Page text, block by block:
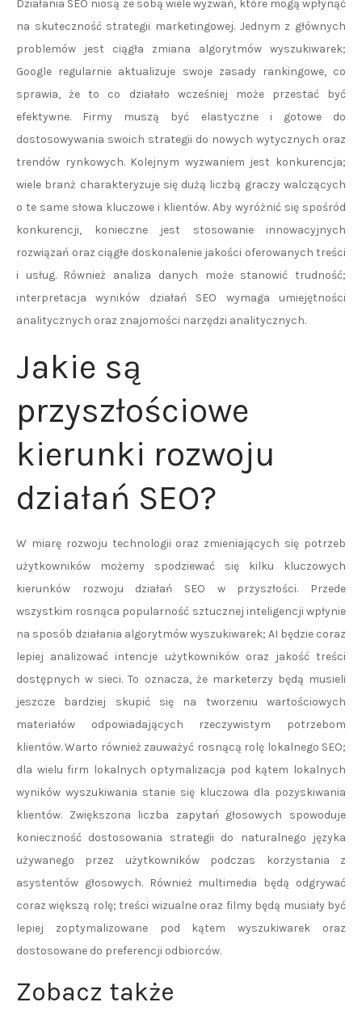
Działania SEO niosą ze sobą wiele wyzwań, które mogą wpłynąć
na skuteczność strategii marketingowej. Jednym z głównych
problemów jest ciągła zmiana algorytmów wyszukiwarek;
Google regularnie aktualizuje swoje zasady rankingowe, co
sprawia, że to co działało wcześniej może przestać być
efektywne. Firmy muszą być elastyczne i gotowe do
dostosowywania swoich strategii do nowych wytycznych oraz
trendów rynkowych. Kolejnym wyzwaniem jest konkurencja;
wiele branż charakteryzuje się dużą liczbą graczy walczących
o te same słowa kluczowe i klientów. Aby wyróżnić się spośród
konkurencji, konieczne jest stosowanie innowacyjnych
rozwiązań oraz ciągłe doskonalenie jakości oferowanych treści
i usług. Również analiza danych może stanowić trudność;
interpretacja wyników działań SEO wymaga umiejętności
analitycznych oraz znajomości narzędzi analitycznych.
Jakie są
przyszłościowe
kierunki rozwoju
działań SEO?
W miarę rozwoju technologii oraz zmieniających się potrzeb
użytkowników możemy spodziewać się kilku kluczowych
kierunków rozwoju działań SEO w przyszłości. Przede
wszystkim rosnąca popularność sztucznej inteligencji wpłynie
na sposób działania algorytmów wyszukiwarek; AI będzie coraz
lepiej analizować intencje użytkowników oraz jakość treści
dostępnych w sieci. To oznacza, że marketerzy będą musieli
jeszcze bardziej skupić się na tworzeniu wartościowych
materiałów odpowiadających rzeczywistym potrzebom
klientów. Warto również zauważyć rosnącą rolę lokalnego SEO;
dla wielu firm lokalnych optymalizacja pod kątem lokalnych
wyników wyszukiwania stanie się kluczowa dla pozyskiwania
klientów. Zwiększona liczba zapytań głosowych spowoduje
konieczność dostosowania strategii do naturalnego języka
używanego przez użytkowników podczas korzystania z
asystentów głosowych. Również multimedia będą odgrywać
coraz większą rolę; treści wizualne oraz filmy będą musiały być
lepiej zoptymalizowane pod kątem wyszukiwarek oraz
dostosowane do preferencji odbiorców.
Zobacz także